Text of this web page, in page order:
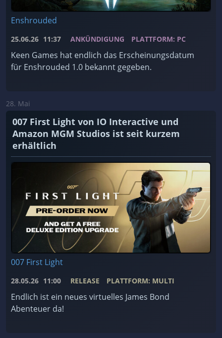
Enshrouded
25.06.26 11:37 ANKÜNDIGUNG PLATTFORM: PC
Keen Games hat endlich das Erscheinungsdatum
für Enshrouded 1.0 bekannt gegeben.
28. Mai
007 First Light von IO Interactive und
Amazon MGM Studios ist seit kurzem
erhältlich
007 First Light
28.05.26 11:00 RELEASE PLATTFORM: MULTI
Endlich ist ein neues virtuelles James Bond
Abenteuer da!